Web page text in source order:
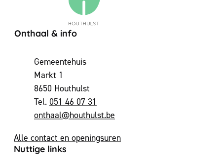
Contact & openingsuren
Onthaal & info
AdresGemeentehuis
Markt 1
,8650 Houthulst
051 46 07 31
E-mailonthaal@houthulst.be
Alle contact en openingsuren
Nuttige links